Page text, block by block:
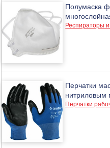
Полумаска
Респираторы
Перчатки
нитриловым
Перчатки